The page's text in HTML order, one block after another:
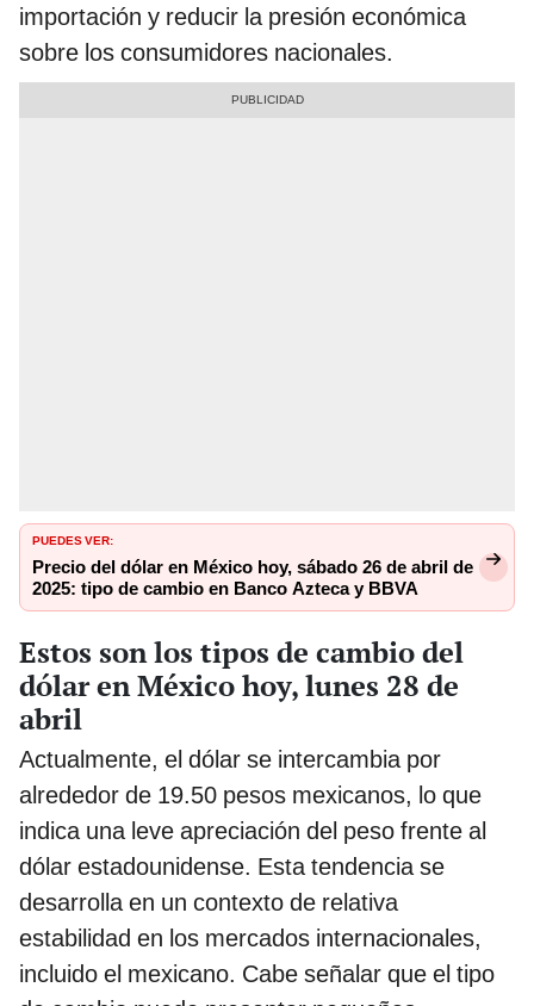
importación y reducir la presión económica
sobre los consumidores nacionales.
PUEDES VER:
Precio del dólar en México hoy, sábado 26 de abril de
2025: tipo de cambio en Banco Azteca y BBVA
Estos son los tipos de cambio del
dólar en México hoy, lunes 28 de
abril
Actualmente, el dólar se intercambia por
alrededor de 19.50 pesos mexicanos, lo que
indica una leve apreciación del peso frente al
dólar estadounidense. Esta tendencia se
desarrolla en un contexto de relativa
estabilidad en los mercados internacionales,
incluido el mexicano. Cabe señalar que el tipo